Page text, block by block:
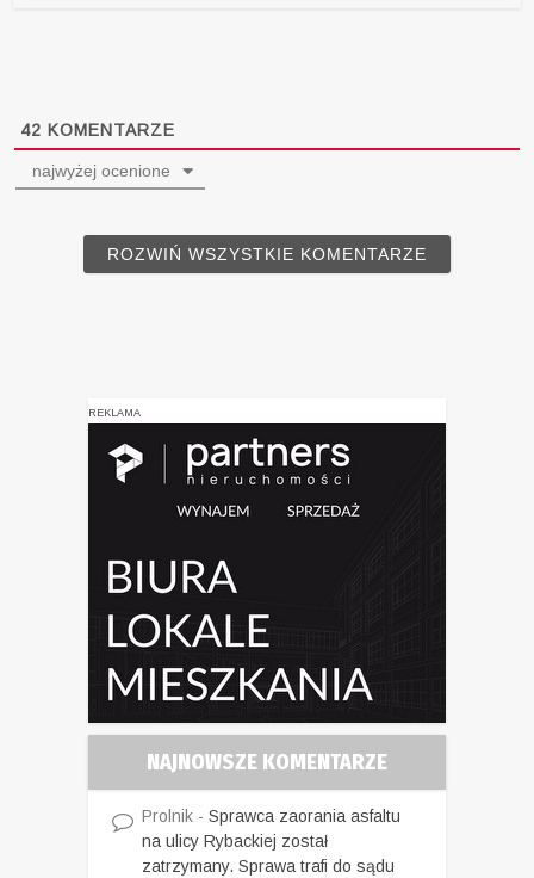
42 KOMENTARZE
najwyżej ocenione
ROZWIŃ WSZYSTKIE KOMENTARZE
REKLAMA
NAJNOWSZE KOMENTARZE
Prolnik - Sprawca zaorania asfaltu
na ulicy Rybackiej został
zatrzymany. Sprawa trafi do sądu